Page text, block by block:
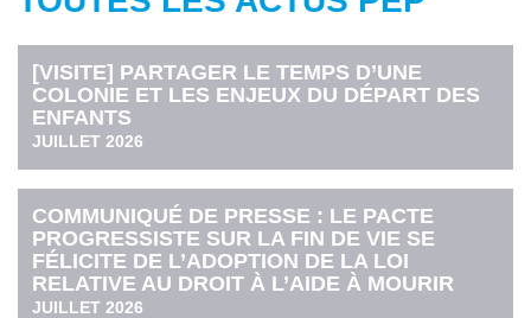
[VISITE] PARTAGER LE TEMPS D’UNE
COLONIE ET LES ENJEUX DU DÉPART DES
ENFANTS
JUILLET 2026
COMMUNIQUÉ DE PRESSE : LE PACTE
PROGRESSISTE SUR LA FIN DE VIE SE
FÉLICITE DE L’ADOPTION DE LA LOI
RELATIVE AU DROIT À L’AIDE À MOURIR
JUILLET 2026